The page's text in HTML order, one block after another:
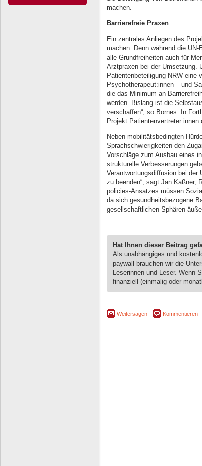
machen.
Barrierefreie Praxen
Ein zentrales Anliegen des
machen. Denn während die
alle Grundfreiheiten auch für
Arztpraxen bei der Umsetzung.
Patientenbeteiligung NRW eine
Psychotherapeut:innen – und
die das Minimum an
werden. Bislang ist die
verschaffen“, so Bornes. In
Projekt Patientenvertreter:innen
Neben mobilitätsbedingten
Sprachschwierigkeiten den
Vorschläge zum Ausbau eines
strukturelle Verbesserungen
Verantwortungsdiffusion bei der
zu beenden“, sagt Jan Kaßner,
policies-Ansatzes müssen
da sich gesundheitsbezogene
gesellschaftlichen Sphären
Hat Ihnen dieser Beitrag
Als unabhängiges und
paywall brauchen wir die
Leserinnen und Leser. Wenn
finanziell (einmalig oder
Weitersagen Kommentieren